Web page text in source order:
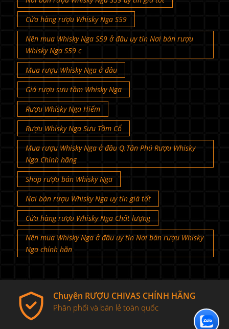
Cửa hàng rượu Whisky Nga S59
Nên mua Whisky Nga S59 ở đâu uy tín Nơi bán rượu
Whisky Nga S59 c
Mua rượu Whisky Nga ở đâu
Giá rượu sưu tầm Whisky Nga
Rượu Whisky Nga Hiếm
Rượu Whisky Nga Sưu Tầm Cổ
Mua rượu Whisky Nga ở đâu Q.Tân Phú Rượu Whisky
Nga Chính hãng
Shop rượu bán Whisky Nga
Nơi bán rượu Whisky Nga uy tín giá tốt
Cửa hàng rượu Whisky Nga Chất lượng
Nên mua Whisky Nga ở đâu uy tín Nơi bán rượu Whisky
Nga chính hãn
Chuyên RƯỢU CHIVAS CHÍNH HÃNG
Phân phối và bán lẻ toàn quốc